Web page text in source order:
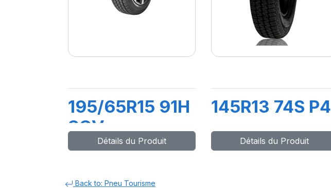
195/65R15 91H
SCV
Détails du Produit
145R13 74S P4
Détails du Produit
Back to: Pneu Tourisme